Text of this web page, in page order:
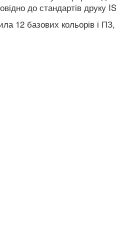
до стандартів
12 базових кольорів і